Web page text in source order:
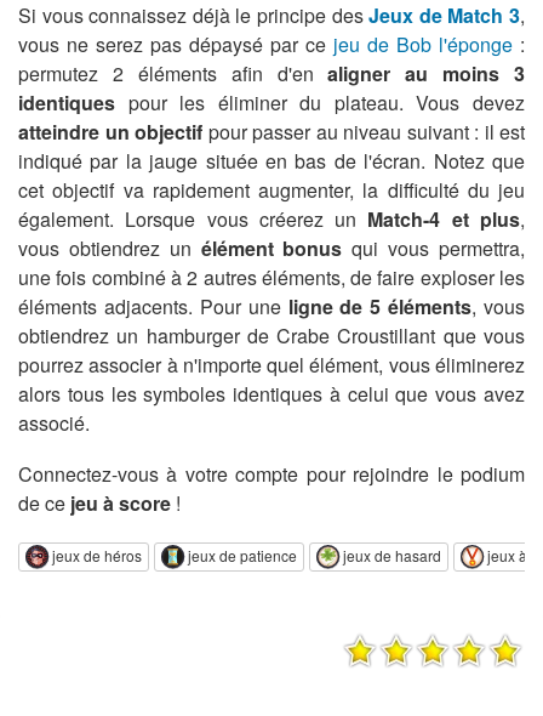
Si vous connaissez déjà le principe desJeux de Match 3,
vous ne serez pas dépaysé par ce jeu de Bob l'éponge :
permutez 2 éléments afin d'enaligner au moins 3
identiques pour les éliminer du plateau. Vous devez
atteindre un objectif pour passer au niveau suivant : il est
indiqué par la jauge située en bas de l'écran. Notez que
cet objectif va rapidement augmenter, la difficulté du jeu
également. Lorsque vous créerez un Match-4 et plus,
vous obtiendrez un élément bonus qui vous permettra,
une fois combiné à 2 autres éléments, de faire exploser les
éléments adjacents. Pour une ligne de 5 éléments, vous
obtiendrez un hamburger de Crabe Croustillant que vous
pourrez associer à n'importe quel élément, vous éliminerez
alors tous les symboles identiques à celui que vous avez
associé.
Connectez-vous à votre compte pour rejoindre le podium
de ce jeu à score !
jeux de héros jeux de patience jeux de hasard jeux à